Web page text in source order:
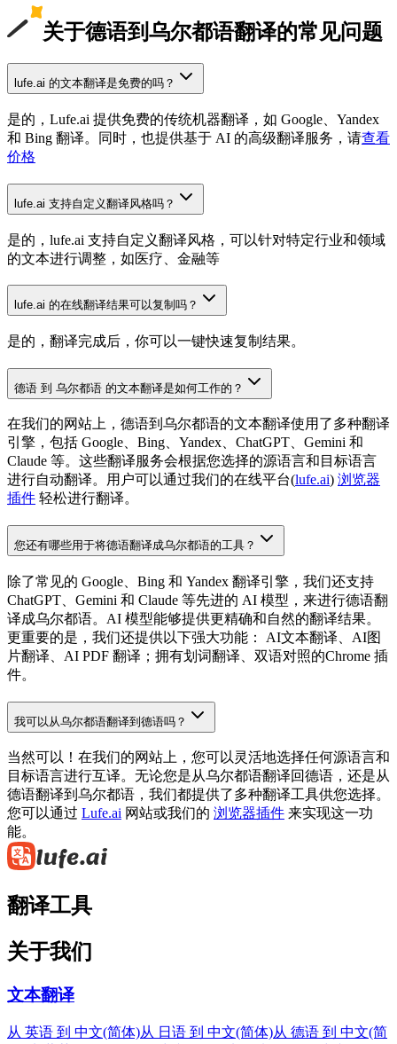
关于德语到乌尔都语翻译的常见问题
lufe.ai 的文本翻译是免费的吗？
是的，Lufe.ai 提供免费的传统机器翻译，如 Google、Yandex
和 Bing 翻译。同时，也提供基于 AI 的高级翻译服务，请查看
价格
lufe.ai 支持自定义翻译风格吗？
是的，lufe.ai 支持自定义翻译风格，可以针对特定行业和领域
的文本进行调整，如医疗、金融等
lufe.ai 的在线翻译结果可以复制吗？
是的，翻译完成后，你可以一键快速复制结果。
德语 到 乌尔都语 的文本翻译是如何工作的？
在我们的网站上，德语到乌尔都语的文本翻译使用了多种翻译
引擎，包括 Google、Bing、Yandex、ChatGPT、Gemini 和
Claude 等。这些翻译服务会根据您选择的源语言和目标语言
进行自动翻译。用户可以通过我们的在线平台(lufe.ai) 浏览器
插件 轻松进行翻译。
您还有哪些用于将德语翻译成乌尔都语的工具？
除了常见的 Google、Bing 和 Yandex 翻译引擎，我们还支持
ChatGPT、Gemini 和 Claude 等先进的 AI 模型，来进行德语翻
译成乌尔都语。AI 模型能够提供更精确和自然的翻译结果。
更重要的是，我们还提供以下强大功能： AI文本翻译、AI图
片翻译、AI PDF 翻译；拥有划词翻译、双语对照的Chrome 插
件。
我可以从乌尔都语翻译到德语吗？
当然可以！在我们的网站上，您可以灵活地选择任何源语言和
目标语言进行互译。无论您是从乌尔都语翻译回德语，还是从
德语翻译到乌尔都语，我们都提供了多种翻译工具供您选择。
您可以通过 Lufe.ai 网站或我们的 浏览器插件 来实现这一功
能。
翻译工具
关于我们
文本翻译
从 英语 到 中文(简体)从 日语 到 中文(简体)从 德语 到 中文(简